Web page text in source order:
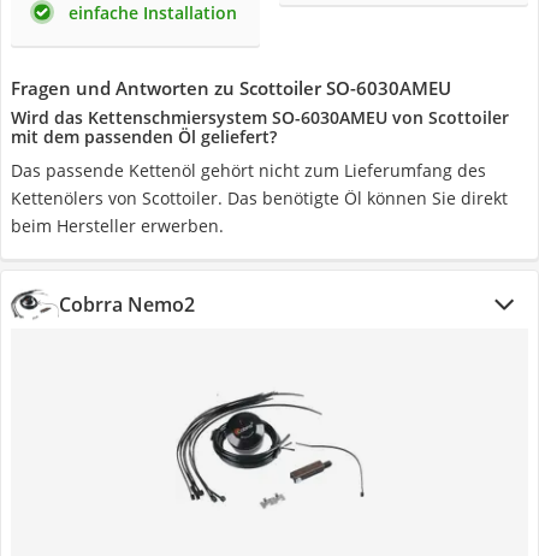
einfache Installation
Fragen und Antworten zu Scottoiler SO-6030AMEU
Wird das Kettenschmiersystem SO-6030AMEU von Scottoiler
mit dem passenden Öl geliefert?
Das passende Kettenöl gehört nicht zum Lieferumfang des
Kettenölers von Scottoiler. Das benötigte Öl können Sie direkt
beim Hersteller erwerben.
Cobrra Nemo2